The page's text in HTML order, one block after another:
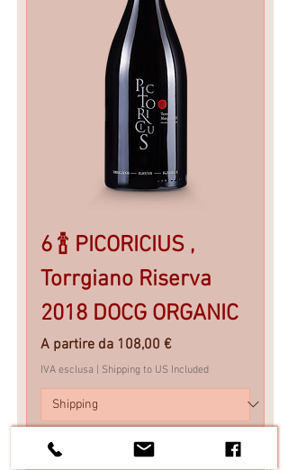
6 🍾 PICORICIUS ,
Torrgiano Riserva
2018 DOCG ORGANIC
A partire da 108,00 €
Prezzo scontato
IVA esclusa Shipping to US Included